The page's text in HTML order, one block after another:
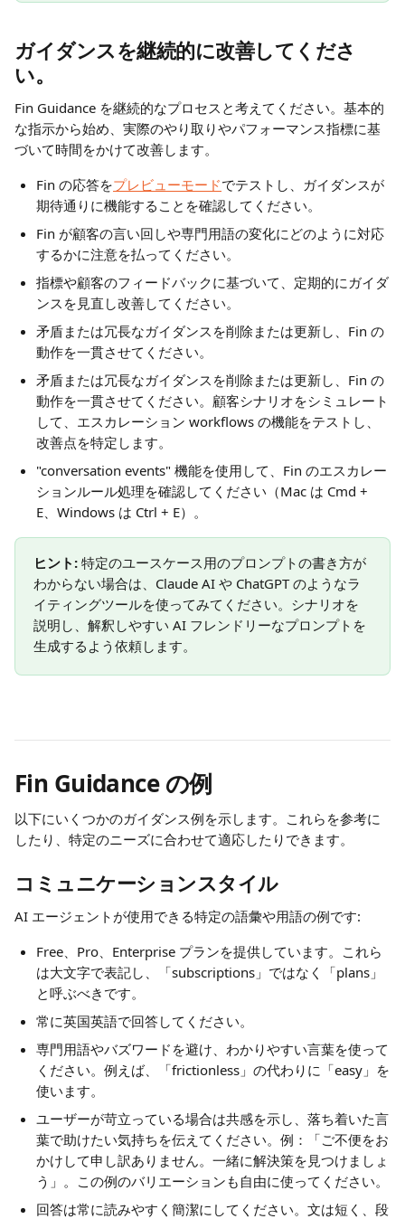
ガイダンスを継続的に改善してくださ
い。
Fin Guidance を継続的なプロセスと考えてください。基本的
な指示から始め、実際のやり取りやパフォーマンス指標に基
づいて時間をかけて改善します。
Fin の応答をプレビューモードでテストし、ガイダンスが
期待通りに機能することを確認してください。
Fin が顧客の言い回しや専門用語の変化にどのように対応
するかに注意を払ってください。
指標や顧客のフィードバックに基づいて、定期的にガイダ
ンスを見直し改善してください。
矛盾または冗長なガイダンスを削除または更新し、Fin の
動作を一貫させてください。
矛盾または冗長なガイダンスを削除または更新し、Fin の
動作を一貫させてください。顧客シナリオをシミュレート
して、エスカレーション workflows の機能をテストし、
改善点を特定します。
"conversation events" 機能を使用して、Fin のエスカレー
ションルール処理を確認してください（Mac は Cmd +
E、Windows は Ctrl + E）。
ヒント: 特定のユースケース用のプロンプトの書き方が
わからない場合は、Claude AI や ChatGPT のようなラ
イティングツールを使ってみてください。シナリオを
説明し、解釈しやすい AI フレンドリーなプロンプトを
生成するよう依頼します。
Fin Guidance の例
以下にいくつかのガイダンス例を示します。これらを参考に
したり、特定のニーズに合わせて適応したりできます。
コミュニケーションスタイル
AI エージェントが使用できる特定の語彙や用語の例です:
Free、Pro、Enterprise プランを提供しています。これら
は大文字で表記し、「subscriptions」ではなく「plans」
と呼ぶべきです。
常に英国英語で回答してください。
専門用語やバズワードを避け、わかりやすい言葉を使って
ください。例えば、「frictionless」の代わりに「easy」を
使います。
ユーザーが苛立っている場合は共感を示し、落ち着いた言
葉で助けたい気持ちを伝えてください。例：「ご不便をお
かけして申し訳ありません。一緒に解決策を見つけましょ
う」。この例のバリエーションも自由に使ってください。
回答は常に読みやすく簡潔にしてください。文は短く、段